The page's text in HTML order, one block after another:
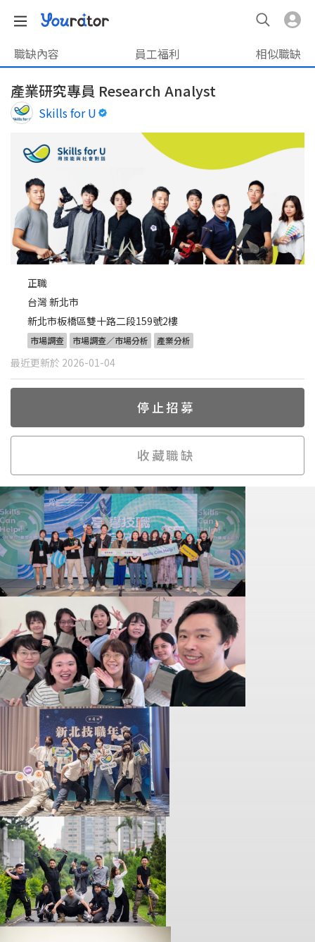
職缺內容 員工福利 相似職缺
產業研究專員 Research Analyst
Skills for U
正職
台灣 新北市
新北市板橋區雙十路二段159號2樓
市場調查 市場調查／市場分析 產業分析
最近更新於 2026-01-04
停止招募
收藏職缺